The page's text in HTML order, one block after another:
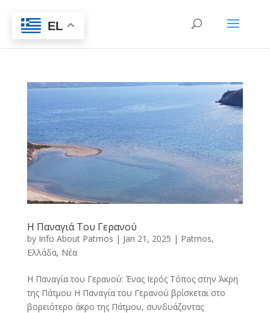
Η Παναγιά Του Γερανού
by Info About Patmos | Jan 21, 2025 | Patmos,
Ελλάδα, Νέα
Η Παναγία του Γερανού: Ένας Ιερός Τόπος στην Άκρη
της Πάτμου Η Παναγία του Γερανού βρίσκεται στο
βορειότερο άκρο της Πάτμου, συνδυάζοντας
EL